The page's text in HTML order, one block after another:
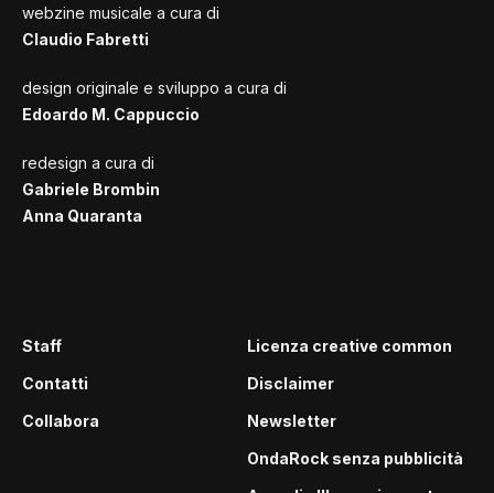
webzine musicale a cura di
Claudio Fabretti
design originale e sviluppo a cura di
Edoardo M. Cappuccio
redesign a cura di
Gabriele Brombin
Anna Quaranta
Staff
Contatti
Collabora
Licenza creative common
Disclaimer
Newsletter
OndaRock senza pubblicità